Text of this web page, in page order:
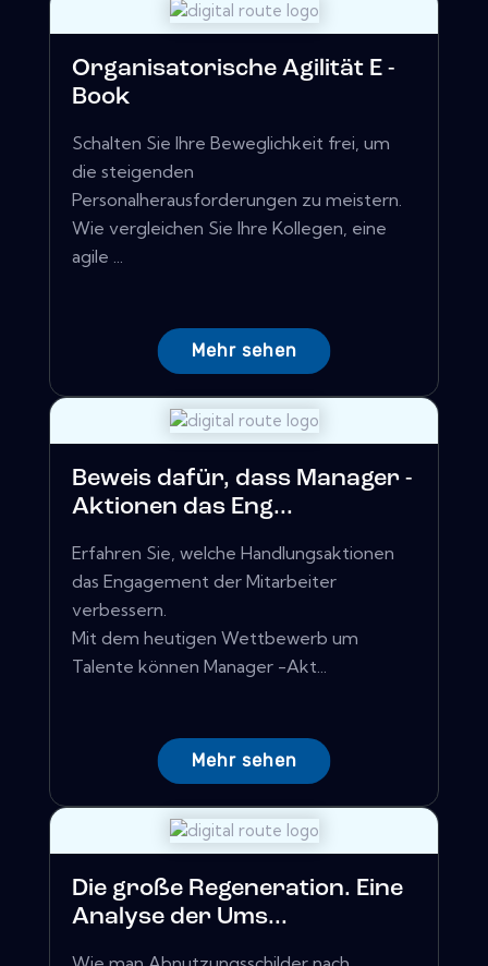
Organisatorische Agilität E -
Book
Schalten Sie Ihre Beweglichkeit frei, um
die steigenden
Personalherausforderungen zu meistern.
Wie vergleichen Sie Ihre Kollegen, eine
agile ...
Mehr sehen
Beweis dafür, dass Manager -
Aktionen das Eng...
Erfahren Sie, welche Handlungsaktionen
das Engagement der Mitarbeiter
verbessern.
Mit dem heutigen Wettbewerb um
Talente können Manager -Akt...
Mehr sehen
Die große Regeneration. Eine
Analyse der Ums...